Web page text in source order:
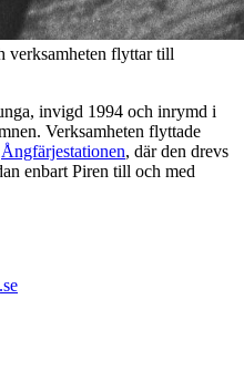
verksamheten flyttar till
invigd 1994 och inrymd i
Verksamheten flyttade
Ångfärjestationen, där den drevs
enbart Piren till och med